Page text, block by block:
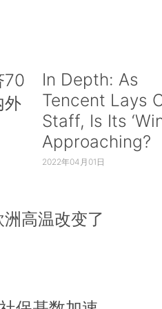
70
外
In Depth: As
Tencent Lays
Staff, Is Its
Approaching?
2022年04月01日
高温改变了